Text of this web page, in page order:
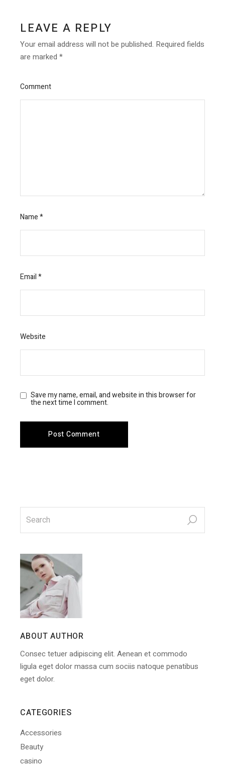
LEAVE A REPLY
Your email address will not be published. Required fields
are marked*
Comment
Name*
Email*
Website
Save my name, email, and website in this browser for
the next time I comment.
Post Comment
search
for:
ABOUT AUTHOR
Consec tetuer adipiscing elit. Aenean et commodo
ligula eget dolor massa cum sociis natoque penatibus
eget dolor.
CATEGORIES
Accessories
Beauty
casino